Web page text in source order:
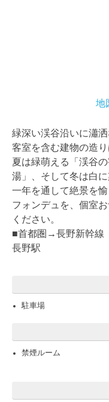
地
緑深い渓谷沿いに瀟
客室を含む建物の造
夏は緑萌える「渓谷
湯」、そして冬は白
一年を通して絶景を
フォンデュを、個室
ください。
■首都圏→長野新幹線
長野駅
駐車場
禁煙ルーム